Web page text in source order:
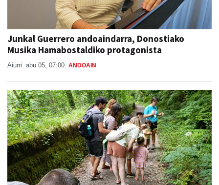
Junkal Guerrero andoaindarra, Donostiako
Musika Hamabostaldiko protagonista
Aiurri abu 05, 07:00 ANDOAIN